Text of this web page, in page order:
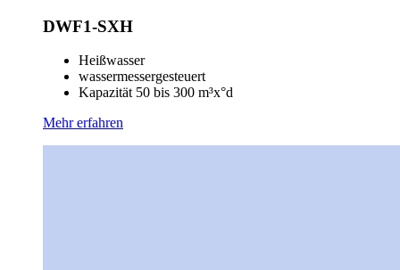
DWF1-SXH
Heißwasser
wassermessergesteuert
Kapazität 50 bis 300 m³x°d
Mehr erfahren